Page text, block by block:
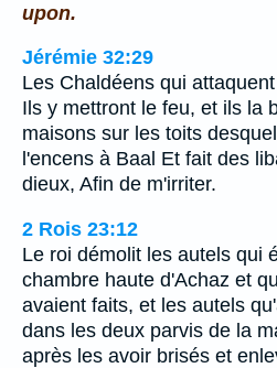
upon.
Jérémie 32:29
Les Chaldéens qui
Ils y mettront le feu, et ils la
maisons sur les toits
l'encens à Baal Et fait des
dieux, Afin de m'irriter.
2 Rois 23:12
Le roi démolit les autels qui
chambre haute d'Achaz et
avaient faits, et les autels
dans les deux parvis de la
après les avoir brisés et